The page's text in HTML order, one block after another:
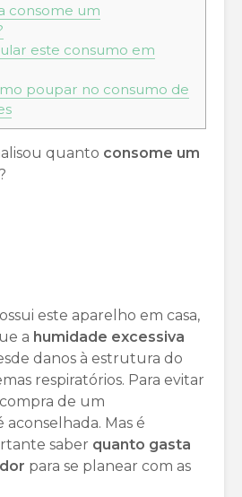
consome um
este consumo em
poupar no consumo de
quanto consome um
este aparelho em casa,
a humidade excessiva
danos à estrutura do
respiratórios. Para evitar
de um
Mas é
saber quanto gasta
para se planear com as